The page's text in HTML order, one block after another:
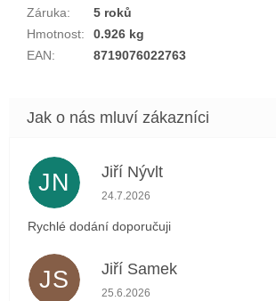
Záruka:
5 roků
Hmotnost:
0.926 kg
EAN: 8719076022763
JN Jiří Nývlt
Hodnocení obchodu je 5 z 5
24.7.2026
Rychlé dodání doporučuji
JS Jiří Samek
Hodnocení obchodu je 5 z 5
25.6.2026